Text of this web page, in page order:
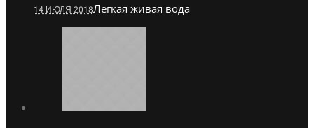
14 ИЮЛЯ 2018Легкая живая вода